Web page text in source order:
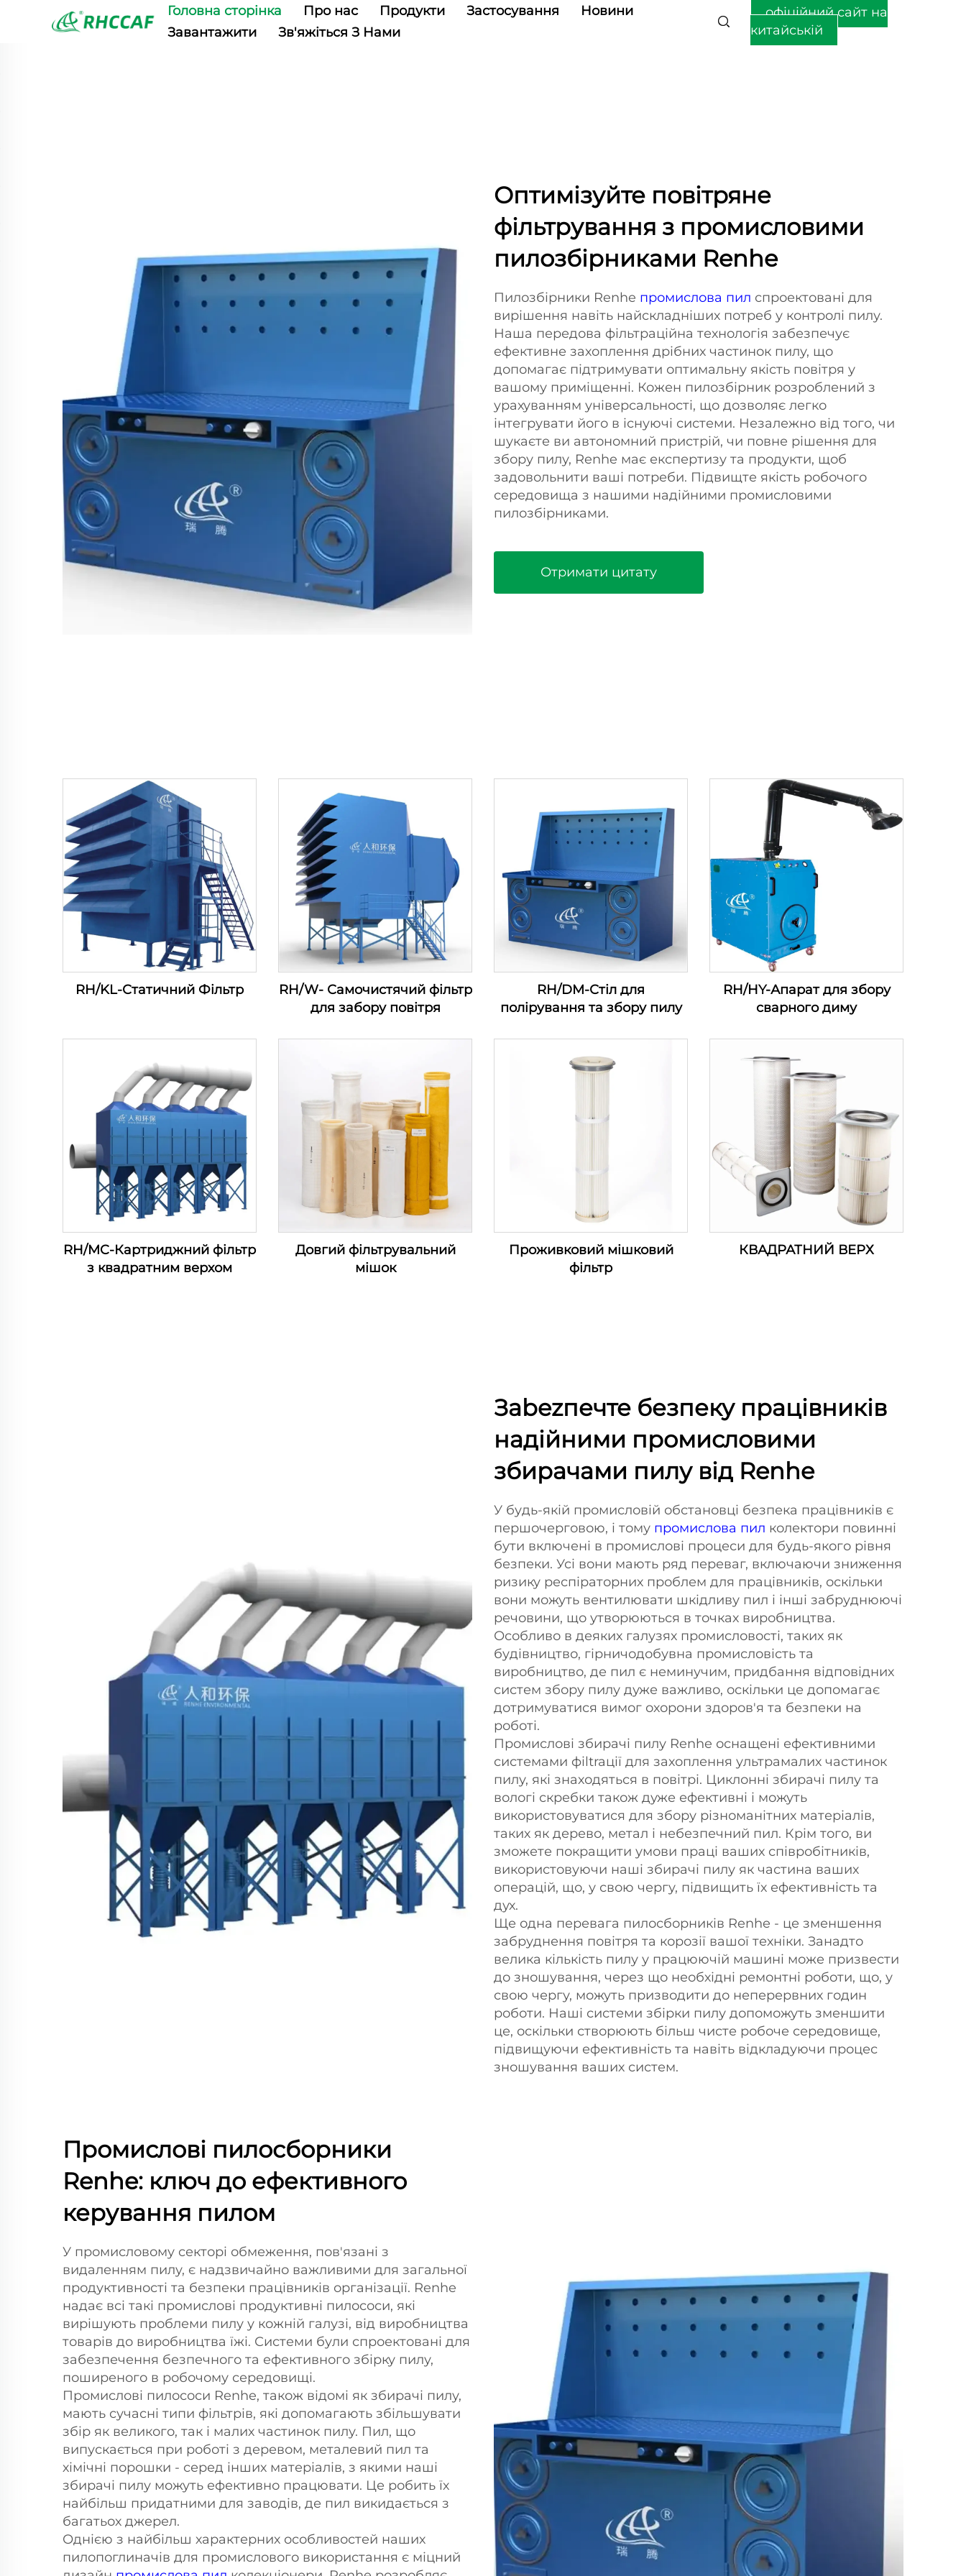
Головна сторінка Про нас Продукти Застосування
Новини
Завантажити
Зв'яжіться З Нами
офіційний сайт на
китайській
Оптимізуйте повітряне
фільтрування з промисловими
пилозбірниками Renhe
Пилозбірники Renhe промислова пил спроектовані для
вирішення навіть найскладніших потреб у контролі пилу.
Наша передова фільтраційна технологія забезпечує
ефективне захоплення дрібних частинок пилу, що
допомагає підтримувати оптимальну якість повітря у
вашому приміщенні. Кожен пилозбірник розроблений з
урахуванням універсальності, що дозволяє легко
інтегрувати його в існуючі системи. Незалежно від того, чи
шукаєте ви автономний пристрій, чи повне рішення для
збору пилу, Renhe має експертизу та продукти, щоб
задовольнити ваші потреби. Підвищте якість робочого
середовища з нашими надійними промисловими
пилозбірниками.
Отримати цитату
RH/KL-Статичний Фільтр
RH/W- Самочистячий фільтр
для забору повітря
RH/DM-Стіл для
полірування та збору пилу
RH/HY-Апарат для збору
сварного диму
RH/MC-Картриджний фільтр
з квадратним верхом
Довгий фільтрувальний
мішок
Проживковий мішковий
фільтр
КВАДРАТНИЙ ВЕРХ
Зabezпечте безпеку працівників
надійними промисловими
збирачами пилу від Renhe
У будь-якій промисловій обстановці безпека працівників є
першочерговою, і тому промислова пил колектори повинні
бути включені в промислові процеси для будь-якого рівня
безпеки. Усі вони мають ряд переваг, включаючи зниження
ризику респіраторних проблем для працівників, оскільки
вони можуть вентилювати шкідливу пил і інші забруднюючі
речовини, що утворюються в точках виробництва.
Особливо в деяких галузях промисловості, таких як
будівництво, гірничодобувна промисловість та
виробництво, де пил є неминучим, придбання відповідних
систем збору пилу дуже важливо, оскільки це допомагає
дотримуватися вимог охорони здоров'я та безпеки на
роботі.
Промислові збирачі пилу Renhe оснащені ефективними
системами фіltraції для захоплення ультрамалих частинок
пилу, які знаходяться в повітрі. Циклонні збирачі пилу та
вологі скребки також дуже ефективні і можуть
використовуватися для збору різноманітних матеріалів,
таких як дерево, метал і небезпечний пил. Крім того, ви
зможете покращити умови праці ваших співробітників,
використовуючи наші збирачі пилу як частина ваших
операцій, що, у свою чергу, підвищить їх ефективність та
дух.
Ще одна перевага пилосборників Renhe - це зменшення
забруднення повітря та корозії вашої техніки. Занадто
велика кількість пилу у працюючій машині може призвести
до зношування, через що необхідні ремонтні роботи, що, у
свою чергу, можуть призводити до неперервних годин
роботи. Наші системи збірки пилу допоможуть зменшити
це, оскільки створюють більш чисте робоче середовище,
підвищуючи ефективність та навіть відкладуючи процес
зношування ваших систем.
Промислові пилосборники
Renhe: ключ до ефективного
керування пилом
У промисловому секторі обмеження, пов'язані з
видаленням пилу, є надзвичайно важливими для загальної
продуктивності та безпеки працівників організації. Renhe
надає всі такі промислові продуктивні пилососи, які
вирішують проблеми пилу у кожній галузі, від виробництва
товарів до виробництва їжі. Системи були спроектовані для
забезпечення безпечного та ефективного збірку пилу,
поширеного в робочому середовищі.
Промислові пилососи Renhe, також відомі як збирачі пилу,
мають сучасні типи фільтрів, які допомагають збільшувати
збір як великого, так і малих частинок пилу. Пил, що
випускається при роботі з деревом, металевий пил та
хімічні порошки - серед інших матеріалів, з якими наші
збирачі пилу можуть ефективно працювати. Це робить їх
найбільш придатними для заводів, де пил викидається з
багатьох джерел.
Однією з найбільш характерних особливостей наших
пилопоглиначів для промислового використання є міцний